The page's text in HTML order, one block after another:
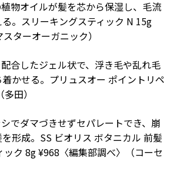
物オイルが髪を芯から保湿し、毛流
。スリーキングスティック N 15g
ターオーガニック）
合したジェル状で、浮き毛や乱れ毛
かせる。プリュスオー ポイントリペ
田）
でダマづきせずセパレートでき、崩
形成。SS ビオリス ボタニカル 前髪
ック 8g ¥968〈編集部調べ〉（コーセ